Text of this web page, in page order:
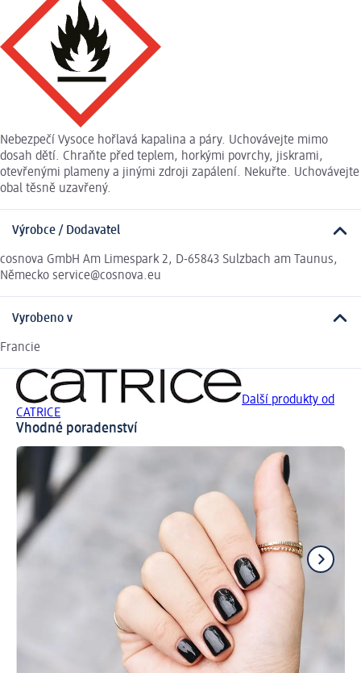
Nebezpečí Vysoce hořlavá kapalina a páry. Uchovávejte mimo
dosah dětí. Chraňte před teplem, horkými povrchy, jiskrami,
otevřenými plameny a jinými zdroji zapálení. Nekuřte. Uchovávejte
obal těsně uzavřený.
Výrobce / Dodavatel
cosnova GmbH Am Limespark 2, D-65843 Sulzbach am Taunus,
Německo service@cosnova.eu
Vyrobeno v
Francie
Další produkty od
CATRICE
Vhodné poradenství